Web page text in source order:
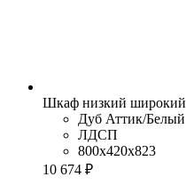
Шкаф низкий широкий
Дуб Аттик/Белый
ЛДСП
800x420x823
10 674 ₽